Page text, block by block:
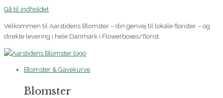
Gå til indholdet
Velkommen til Aarstidens Blomster – din genvej til lokale florister – og
direkte levering i hele Danmark i Flowerboxes/florist.
Blomster & Gavekurve
Blomster